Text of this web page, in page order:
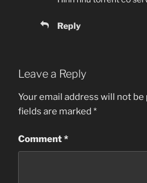
Reply
Leave a Reply
Your email address will not be
fields are marked *
Comment*